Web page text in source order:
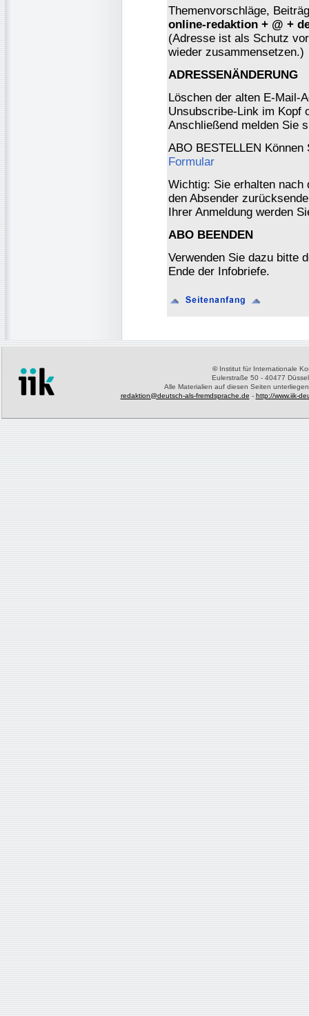
Themenvorschläge,
online-redaktion + @ +
(Adresse ist als Schutz
wieder zusammensetzen.)
ADRESSENÄNDERUNG
Löschen der alten E-Mail-
Unsubscribe-Link im Kopf
Anschließend melden Sie
ABO BESTELLEN
Formular
Wichtig: Sie erhalten nach
den Absender
Ihrer Anmeldung werden
ABO BEENDEN
Verwenden Sie dazu bitte
Ende der Infobriefe.
©Institut für Internationale
Eulerstraße 50 - 40477
Alle Materialien auf diesen Seiten
redaktion@deutsch-als-fremdsprache.de - http://www.iik-